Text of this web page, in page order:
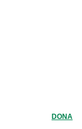
DONA